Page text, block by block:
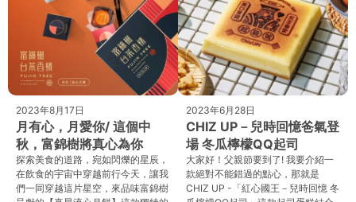
2023年8月17日
月有心，月愛你/ 這個中
秋，富錦樹將真心為你
探索美食的道路，宛如閃爍的星辰，
在飲食的宇宙中穿越前行今天，讓我
們一同穿越這片星空，來品味富錦樹
2023年6月28日
CHIZ UP－兒時回憶爸氣登
場 冬瓜檸檬QQ起司
大家好！父親節要到了! 我要介紹一
款絕對不能錯過的點心，那就是
CHIZ UP -「紅心國王－兒時回憶 冬